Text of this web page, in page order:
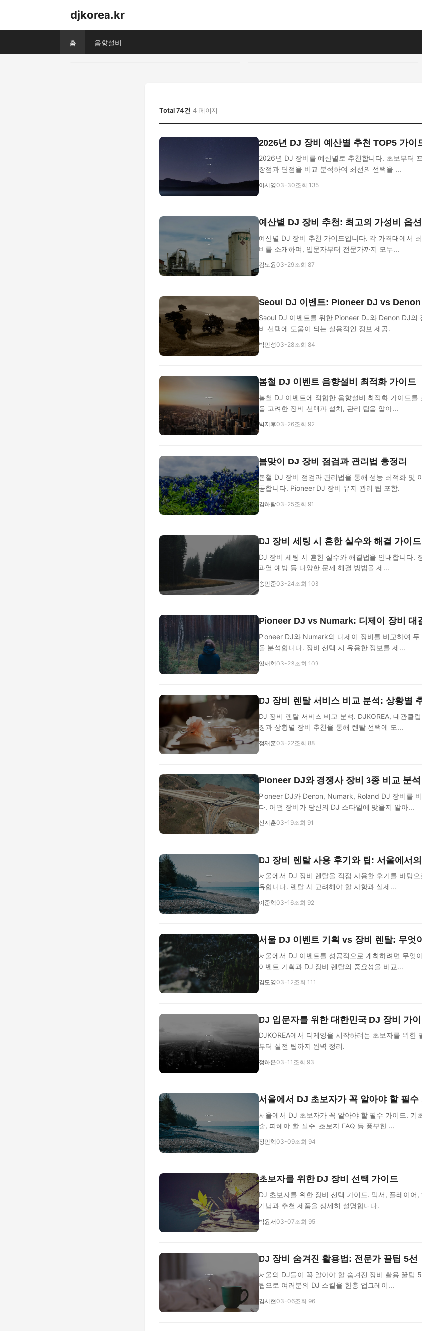
djkorea.kr
홈 음향설비
Total 74건 4 페이지
2026년 DJ 장비 예산별 추천 TOP5 가이
2026년 DJ 장비를 예산별로 추천합니다. 초보부터
장점과 단점을 비교 분석하여 최선의 선택을 ...
이서영03-30조회 135
예산별 DJ 장비 추천: 최고의 가성비 옵션
예산별 DJ 장비 추천 가이드입니다. 각 가격대에서
비를 소개하며, 입문자부터 전문가까지 모두...
김도윤03-29조회 87
Seoul DJ 이벤트: Pioneer DJ vs Denon
Seoul DJ 이벤트를 위한 Pioneer DJ와 Denon DJ의
비 선택에 도움이 되는 실용적인 정보 제공.
박민성03-28조회 84
봄철 DJ 이벤트 음향설비 최적화 가이드
봄철 DJ 이벤트에 적합한 음향설비 최적화 가이드를
을 고려한 장비 선택과 설치, 관리 팁을 알아...
박지후03-26조회 92
봄맞이 DJ 장비 점검과 관리법 총정리
봄철 DJ 장비 점검과 관리법을 통해 성능 최적화 및
공합니다. Pioneer DJ 장비 유지 관리 팁 포함.
김하람03-25조회 91
DJ 장비 세팅 시 흔한 실수와 해결 가이드
DJ 장비 세팅 시 흔한 실수와 해결법을 안내합니다.
과열 예방 등 다양한 문제 해결 방법을 제...
송민준03-24조회 103
Pioneer DJ vs Numark: 디제이 장비 대
Pioneer DJ와 Numark의 디제이 장비를 비교하여 두
을 분석합니다. 장비 선택 시 유용한 정보를 제...
임재혁03-23조회 109
DJ 장비 렌탈 서비스 비교 분석: 상황별
DJ 장비 렌탈 서비스 비교 분석. DJKOREA, 대관클
징과 상황별 장비 추천을 통해 렌탈 선택에 도...
정재훈03-22조회 88
Pioneer DJ와 경쟁사 장비 3종 비교 분석
Pioneer DJ와 Denon, Numark, Roland DJ 장비를
다. 어떤 장비가 당신의 DJ 스타일에 맞을지 알아...
신지훈03-19조회 91
DJ 장비 렌탈 사용 후기와 팁: 서울에서
서울에서 DJ 장비 렌탈을 직접 사용한 후기를 바탕
유합니다. 렌탈 시 고려해야 할 사항과 실제...
이준혁03-16조회 92
서울 DJ 이벤트 기획 vs 장비 렌탈: 무엇
서울에서 DJ 이벤트를 성공적으로 개최하려면 무엇
이벤트 기획과 DJ 장비 렌탈의 중요성을 비교...
김도영03-12조회 111
DJ 입문자를 위한 대한민국 DJ 장비 가
DJKOREA에서 디제잉을 시작하려는 초보자를 위한
부터 실전 팁까지 완벽 정리.
정하은03-11 조회 93
서울에서 DJ 초보자가 꼭 알아야 할 필수
서울에서 DJ 초보자가 꼭 알아야 할 필수 가이드. 기
술, 피해야 할 실수, 초보자 FAQ 등 풍부한 ...
장민혁03-09조회 94
초보자를 위한 DJ 장비 선택 가이드
DJ 초보자를 위한 장비 선택 가이드. 믹서, 플레이어
개념과 추천 제품을 상세히 설명합니다.
박윤서03-07조회 95
DJ 장비 숨겨진 활용법: 전문가 꿀팁 5선
서울의 DJ들이 꼭 알아야 할 숨겨진 장비 활용 꿀팁
팁으로 여러분의 DJ 스킬을 한층 업그레이...
김서현03-06조회 96